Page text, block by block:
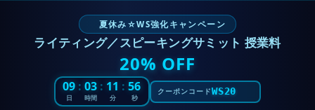
夏休み☆WS強化キャンペーン
ライティング／スピーキングサミット 授業料
20% OFF
09
日
: 03
時間
: 11
分
: 55
秒
クーポンコードWS20